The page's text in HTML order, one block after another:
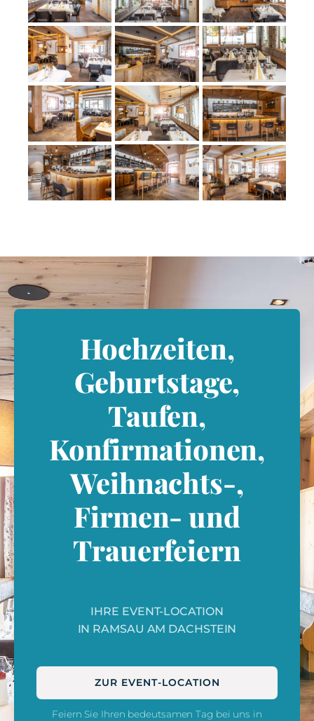
Hochzeiten,
Geburtstage,
Taufen,
Konfirmationen,
Weihnachts-,
Firmen- und
Trauerfeiern
IHRE EVENT-LOCATION
IN RAMSAU AM DACHSTEIN
ZUR EVENT-LOCATION
Feiern Sie Ihren bedeutsamen Tag bei uns in